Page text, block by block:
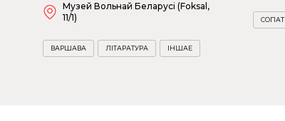
Музей Вольнай Беларусі (Foksal,
11/1)
ВАРШАВА ЛІТАРАТУРА ІНШАЕ
СОПАТ